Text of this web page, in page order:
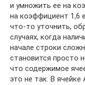
и умножить ее на
на коэффициент 1,6
что-то уточнить,
случаях, когда
начале строки
становится просто
что содержимое
это не так. В